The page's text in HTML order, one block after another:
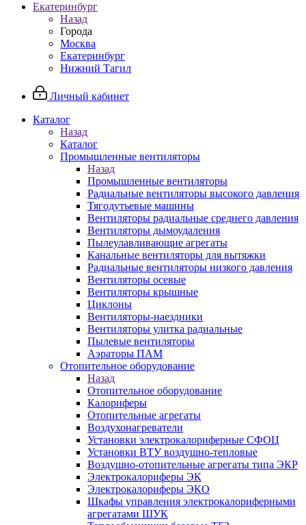
Екатеринбург
Назад
Города
Москва
Екатеринбург
Нижний Тагил
Личный кабинет
Каталог
Назад
Каталог
Промышленные вентиляторы
Назад
Промышленные вентиляторы
Радиальные вентиляторы высокого давления
Тягодутьевые машины
Вентиляторы радиальные среднего давления
Вентиляторы дымоудаления
Пылеулавливающие агрегаты
Канальные вентиляторы для вытяжки
Радиальные вентиляторы низкого давления
Вентиляторы осевые
Вентиляторы крышные
Циклоны
Вентиляторы-наездники
Вентиляторы улитка радиальные
Пылевые вентиляторы
Аэраторы ПАМ
Отопительное оборудование
Назад
Отопительное оборудование
Калориферы
Отопительные агрегаты
Воздухонагреватели
Установки электрокалориферные СФОЦ
Установки ВТУ воздушно-тепловые
Воздушно-отопительные агрегаты типа ЭКР
Электрокалориферы ЭК
Электрокалориферы ЭКО
Шкафы управления электрокалориферными
агрегатами ШУК